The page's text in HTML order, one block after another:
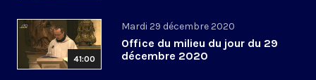
41:00
Mardi 29 décembre 2020
Office du milieu du jour du 29
décembre 2020